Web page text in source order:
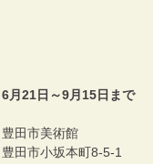
6月21日～9月15日まで
豊田市美術館
豊田市小坂本町8-5-1